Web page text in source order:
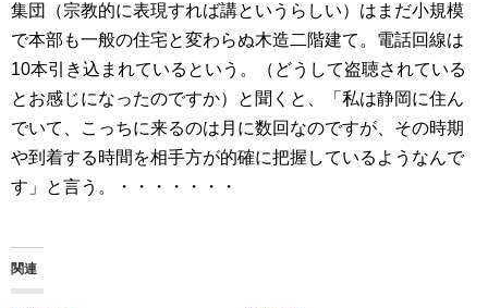
集団（宗教的に表現すれば講というらしい）はまだ小規模
で本部も一般の住宅と変わらぬ木造二階建て。電話回線は
10本引き込まれているという。（どうして盗聴されている
とお感じになったのですか）と聞くと、「私は静岡に住ん
でいて、こっちに来るのは月に数回なのですが、その時期
や到着する時間を相手方が的確に把握しているようなんで
す」と言う。・・・・・・・
関連